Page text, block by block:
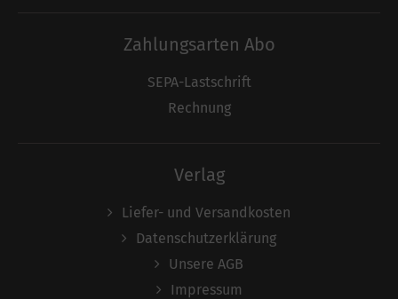
Zahlungsarten Abo
SEPA-Lastschrift
Rechnung
Verlag
Liefer- und Versandkosten
Datenschutzerklärung
Unsere AGB
Impressum